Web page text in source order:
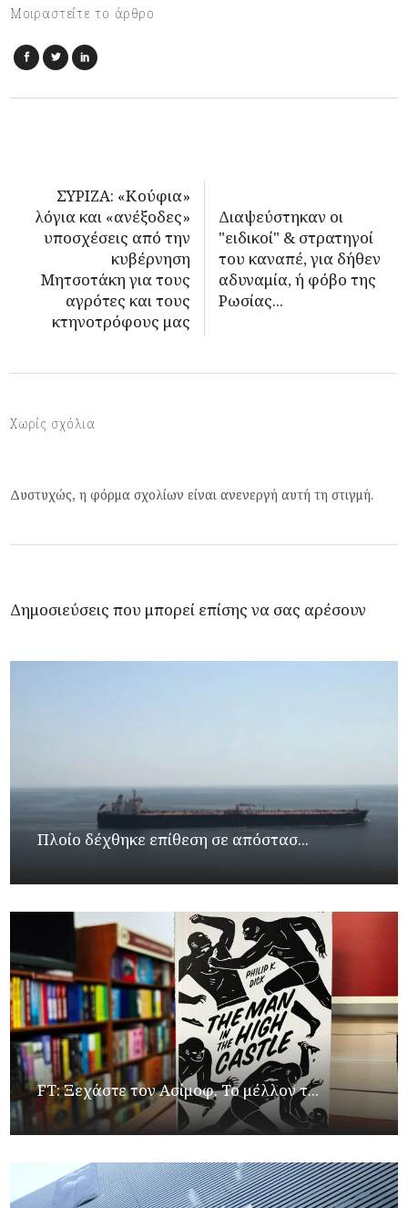
Μοιραστείτε το άρθρο
ΣΥΡΙΖΑ: «Κούφια»
λόγια και «ανέξοδες»
υποσχέσεις από την
κυβέρνηση
Μητσοτάκη για τους
αγρότες και τους
κτηνοτρόφους μας
Διαψεύστηκαν οι
"ειδικοί" & στρατηγοί
του καναπέ, για δήθεν
αδυναμία, ή φόβο της
Ρωσίας...
Χωρίς σχόλια
Δυστυχώς, η φόρμα σχολίων είναι ανενεργή αυτή τη στιγμή.
Δημοσιεύσεις που μπορεί επίσης να σας αρέσουν
Πλοίο δέχθηκε επίθεση σε απόστασ...
FT: Ξεχάστε τον Ασίμοφ. Το μέλλον τ...